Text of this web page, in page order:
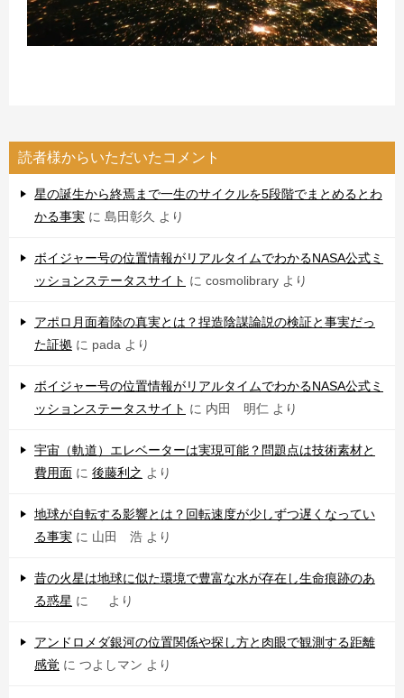
読者様からいただいたコメント
星の誕生から終焉まで一生のサイクルを5段階でまとめるとわ
かる事実 に 島田彰久 より
ボイジャー号の位置情報がリアルタイムでわかるNASA公式ミ
ッションステータスサイト に cosmolibrary より
アポロ月面着陸の真実とは？捏造陰謀論説の検証と事実だっ
た証拠 に pada より
ボイジャー号の位置情報がリアルタイムでわかるNASA公式ミ
ッションステータスサイト に 内田 明仁 より
宇宙（軌道）エレベーターは実現可能？問題点は技術素材と
費用面 に 後藤利之 より
地球が自転する影響とは？回転速度が少しずつ遅くなってい
る事実 に 山田 浩 より
昔の火星は地球に似た環境で豊富な水が存在し生命痕跡のあ
る惑星 に より
アンドロメダ銀河の位置関係や探し方と肉眼で観測する距離
感覚 に つよしマン より